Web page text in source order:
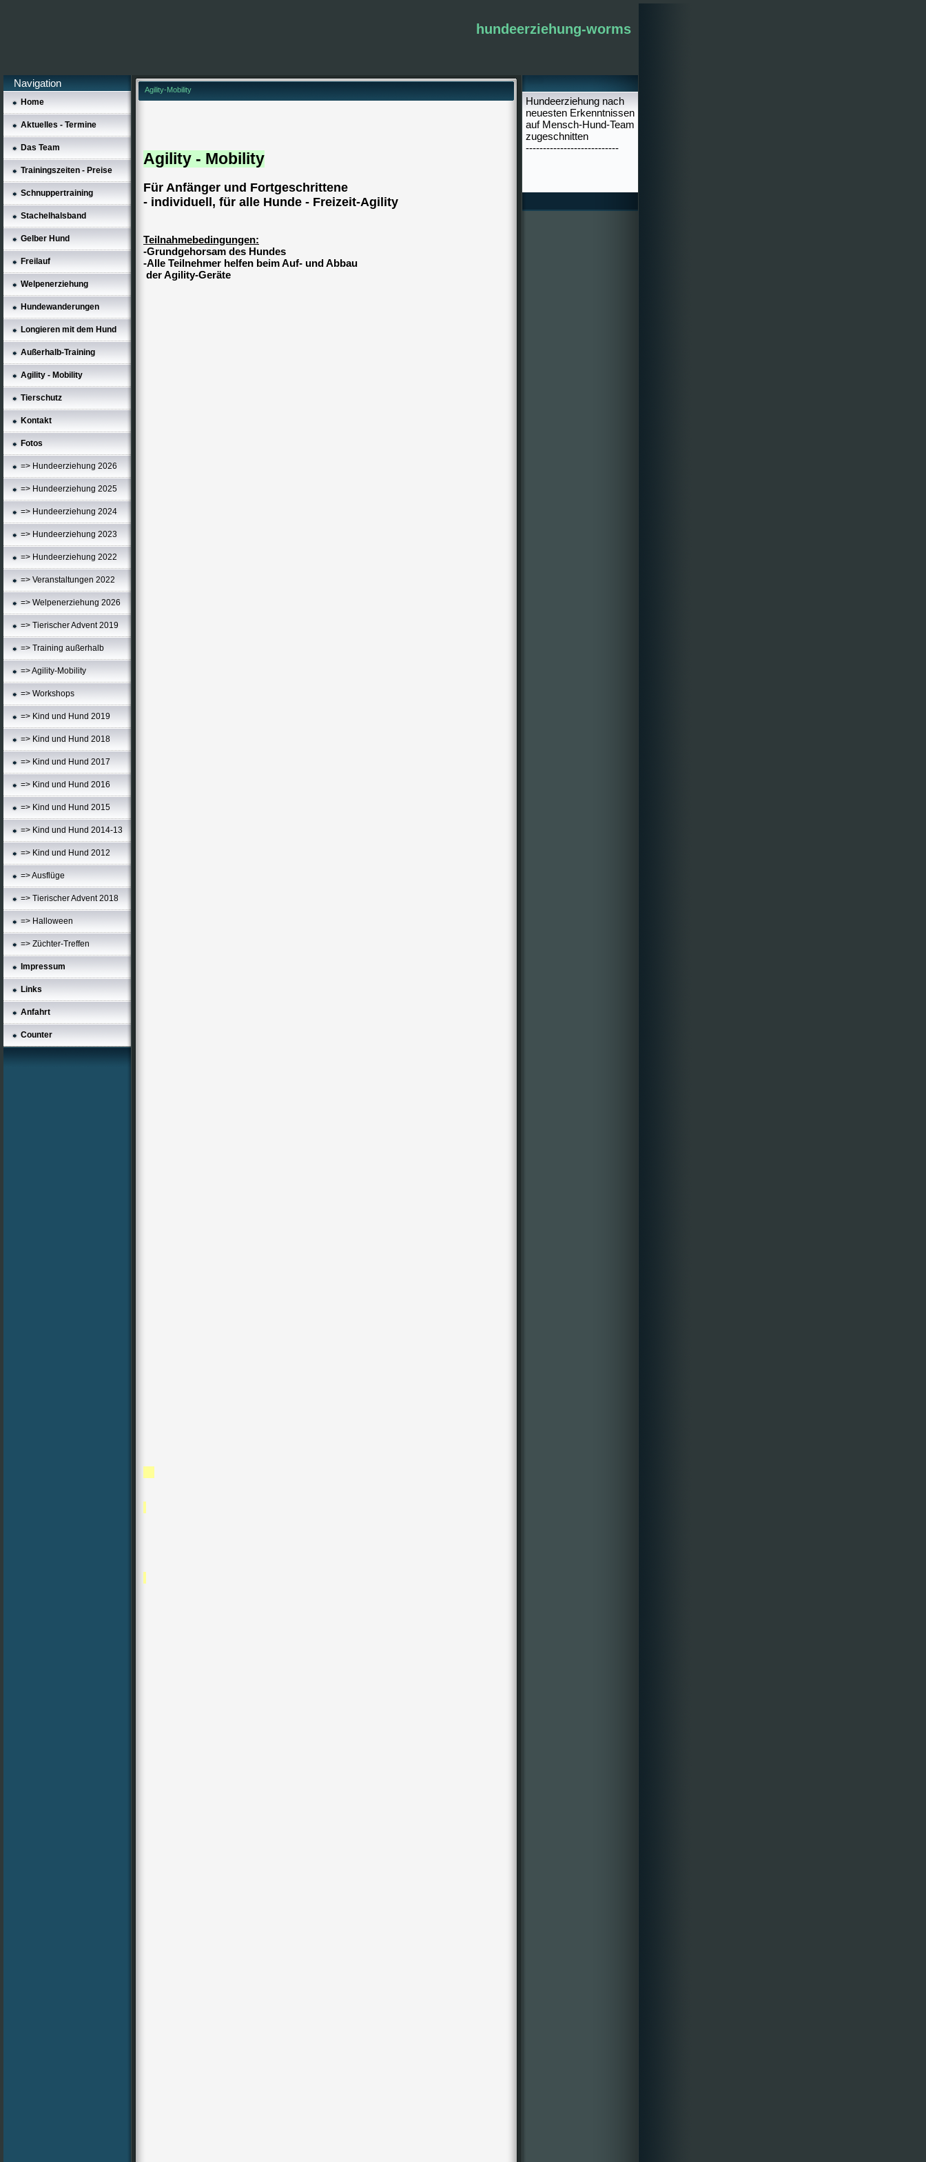
hundeerziehung-worms
Navigation
Home
Aktuelles - Termine
Das Team
Trainingszeiten - Preise
Schnuppertraining
Stachelhalsband
Gelber Hund
Freilauf
Welpenerziehung
Hundewanderungen
Longieren mit dem Hund
Außerhalb-Training
Agility - Mobility
Tierschutz
Kontakt
Fotos
=> Hundeerziehung 2026
=> Hundeerziehung 2025
=> Hundeerziehung 2024
=> Hundeerziehung 2023
=> Hundeerziehung 2022
=> Veranstaltungen 2022
=> Welpenerziehung 2026
=> Tierischer Advent 2019
=> Training außerhalb
=> Agility-Mobility
=> Workshops
=> Kind und Hund 2019
=> Kind und Hund 2018
=> Kind und Hund 2017
=> Kind und Hund 2016
=> Kind und Hund 2015
=> Kind und Hund 2014-13
=> Kind und Hund 2012
=> Ausflüge
=> Tierischer Advent 2018
=> Halloween
=> Züchter-Treffen
Impressum
Links
Anfahrt
Counter
Agility-Mobility
Agility - Mobility
Für Anfänger und Fortgeschrittene
- individuell, für alle Hunde - Freizeit-Agility
Teilnahmebedingungen:
-Grundgehorsam des Hundes
-Alle Teilnehmer helfen beim Auf- und Abbau
der Agility-Geräte
Hundeerziehung nach
neuesten Erkenntnissen
auf Mensch-Hund-Team
zugeschnitten
---------------------------